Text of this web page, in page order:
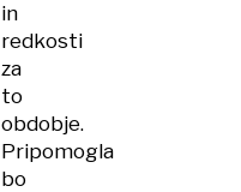
in
redkosti
za
to
obdobje.
Pripomogla
bo